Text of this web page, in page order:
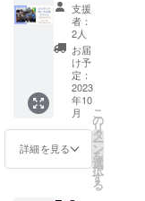
のご記
入をお
願いし
ます。
■リター
ンの内
容 ・日
時：10
月8日
（日）
・内
す。 ※
備考欄
に「本
名」の
ご記入
をお願
いしま
す。 ■
リター
ンの内
ケッ
ト】 ※
このリ
ターン
は、初
めて
「ヨシ
タケ
キャス
トフェ
ス」に
参加さ
支援
者：
2人
お届
け予
定：
2023
年10
月
詳細を見る
こ
の
リ
タ
ー
ン
を
選
択
す
る